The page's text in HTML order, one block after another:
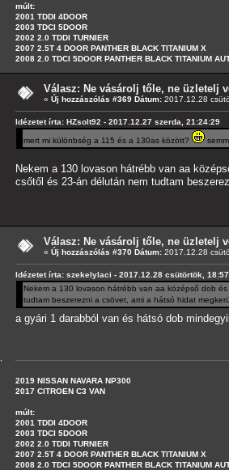
múlt:
2001 TDDI 4DOOR
2003 TDCI 5DOOR
2002 2.0 TDDI TURNIER
2007 2.5T 4 DOOR PANTHER BLACK TITANIUM X
2008 2.0 TDCI 5DOOR PANTHER BLACK TITANIUM
Válasz: Ne vásárolj tőle, ne üzletelj
« Új hozzászólás #369 Dátum: 2017.12.28
Idézetet írta: HZsolt92 - 2017.12.27 szerda, 21:24:29
mert mi különbség a 115 és a 130as között?
Nekem a 130 lovason hátrébb van aa
csőtől és 23-án délután nem tudtam
Válasz: Ne vásárolj tőle, ne üzletelj
« Új hozzászólás #370 Dátum: 2017.12.28
Idézetet írta: szekelylaci - 2017.12.28 csütörtök,
Nekem a 130 lovason hátrébb van aa középső dob
tudtam beszerezni a csövet, ami a hátsó hidat
a gyári 1 darabból van és hátsó dob
2019 NISSAN NAVARA NP300
2017 CITROEN C3 VAN
múlt:
2001 TDDI 4DOOR
2003 TDCI 5DOOR
2002 2.0 TDDI TURNIER
2007 2.5T 4 DOOR PANTHER BLACK TITANIUM X
2008 2.0 TDCI 5DOOR PANTHER BLACK TITANIUM